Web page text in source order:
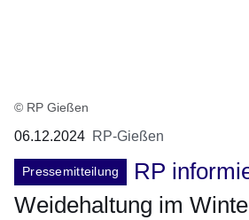
© RP Gießen
06.12.2024 RP-Gießen
Pressemitteilung
RP
Weidehaltung im